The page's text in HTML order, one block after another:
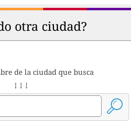
otra ciudad?
de la ciudad que busca
↓ ↓ ↓